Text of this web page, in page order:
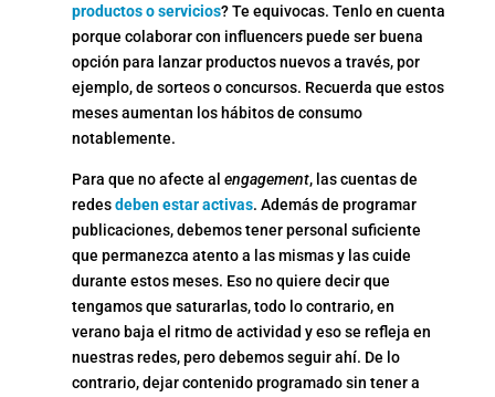
productos o servicios? Te equivocas. Tenlo en cuenta
porque colaborar con influencers puede ser buena
opción para lanzar productos nuevos a través, por
ejemplo, de sorteos o concursos. Recuerda que estos
meses aumentan los hábitos de consumo
notablemente.
Para que no afecte al engagement, las cuentas de
redesdeben estar activas. Además de programar
publicaciones, debemos tener personal suficiente
que permanezca atento a las mismas y las cuide
durante estos meses. Eso no quiere decir que
tengamos que saturarlas, todo lo contrario, en
verano baja el ritmo de actividad y eso se refleja en
nuestras redes, pero debemos seguir ahí. De lo
contrario, dejar contenido programado sin tener a